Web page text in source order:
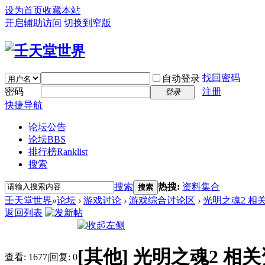
设为首页收藏本站
开启辅助访问 切换到窄版
自动登录 找回密码
密码
登录
注册
快捷导航
论坛公告
论坛BBS
排行榜Ranklist
搜索
搜索 搜索 热搜: 资料集合
壬天堂世界»论坛 › 游戏讨论 › 游戏综合讨论区 › 光明之魂2 相
返回列表
查看: 1677|回复: 0[其他] 光明之魂2 相